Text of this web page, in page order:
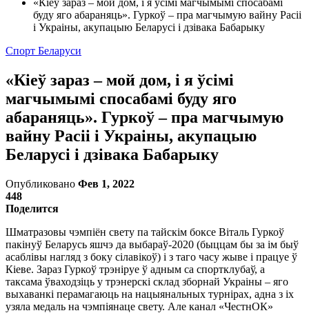
«Кіеў зараз – мой дом, і я ўсімі магчымымі спосабамі
буду яго абараняць». Гуркоў – пра магчымую вайну Расіі
і Украіны, акупацыю Беларусі і дзівака Бабарыку
Спорт Беларуси
«Кіеў зараз – мой дом, і я ўсімі
магчымымі спосабамі буду яго
абараняць». Гуркоў – пра магчымую
вайну Расіі і Украіны, акупацыю
Беларусі і дзівака Бабарыку
Опубликовано Фев 1, 2022
448
Поделится
Шматразовы чэмпіён свету па тайскім боксе Віталь Гуркоў
пакінуў Беларусь яшчэ да выбараў-2020 (быццам бы за ім быў
асаблівы нагляд з боку сілавікоў) і з таго часу жыве і працуе ў
Кіеве. Зараз Гуркоў трэніруе ў адным са спортклубаў, а
таксама ўваходзіць у трэнерскі склад зборнай Украіны – яго
выхаванкі перамагаюць на нацыянальных турнірах, адна з іх
узяла медаль на чэмпіянаце свету. Але канал «ЧестнОК»